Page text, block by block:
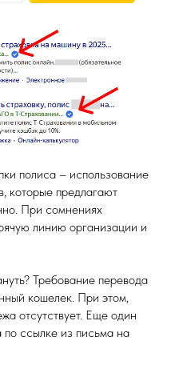
полиса – использование
которые предлагают
При сомнениях
линию организации и
Требование перевода
кошелек. При этом,
отсутствует. Еще один
ссылке из письма на